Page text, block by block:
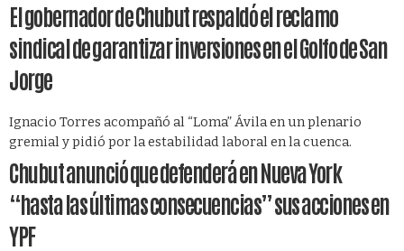
El gobernador de Chubut respaldó el reclamo
sindical de garantizar inversiones en el Golfo de San
Jorge
Ignacio Torres acompañó al “Loma” Ávila en un plenario
gremial y pidió por la estabilidad laboral en la cuenca.
Chubut anunció que defenderá en Nueva York
“hasta las últimas consecuencias” sus acciones en
YPF